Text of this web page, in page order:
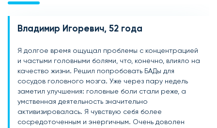
Владимир Игоревич, 52 года
Я долгое время ощущал проблемы с концентрацией
и частыми головными болями, что, конечно, влияло на
качество жизни. Решил попробовать БАДы для
сосудов головного мозга. Уже через пару недель
заметил улучшения: головные боли стали реже, а
умственная деятельность значительно
активизировалась. Я чувствую себя более
сосредоточенным и энергичным. Очень доволен
Елена Васильевна, 45 лет
Стала замечать, что часто устаю, не могу
сосредоточиться, и память ухудшилась. Прочитав
отзывы, решила попробовать БАДы для сосудов
головного мозга. Уже через месяц применения
улучшилось самочувствие: стало легче работать,
память восстановилась, а внимание стало более
устойчивым. Это действительно помогло, и я чувствую
себя значительно лучше!
Анатолий Павлович, 60 лет
После 60 лет начались проблемы с памятью и
вниманием. Я искал что-то, что могло бы помочь
улучшить кровообращение в мозге. Пробовал БАДы
для сосудов головного мозга, и результат не
заставил себя долго ждать. Уже через несколько
недель стало легче мыслить, память улучшилась, а
головные боли исчезли. Рекомендую всем, кто
сталкивается с подобными проблемами!